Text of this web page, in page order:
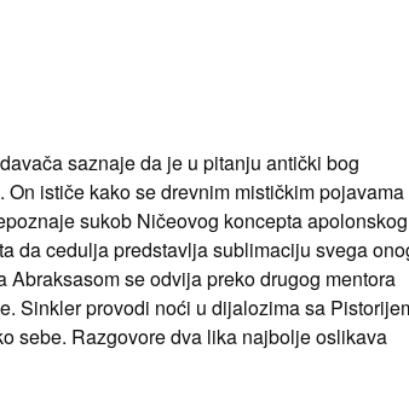
saznaje da je u pitanju antički bog
ističe kako se drevnim mističkim pojavama
sukob Ničeovog koncepta apolonskog
da cedulja predstavlja sublimaciju svega
se odvija preko drugog mentora
Sinkler provodi noći u dijalozima sa
sebe. Razgovore dva lika najbolje oslikava